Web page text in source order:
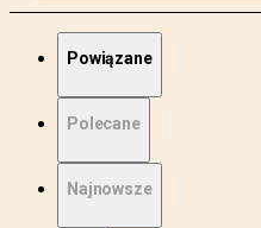
Powiązane
Polecane
Najnowsze